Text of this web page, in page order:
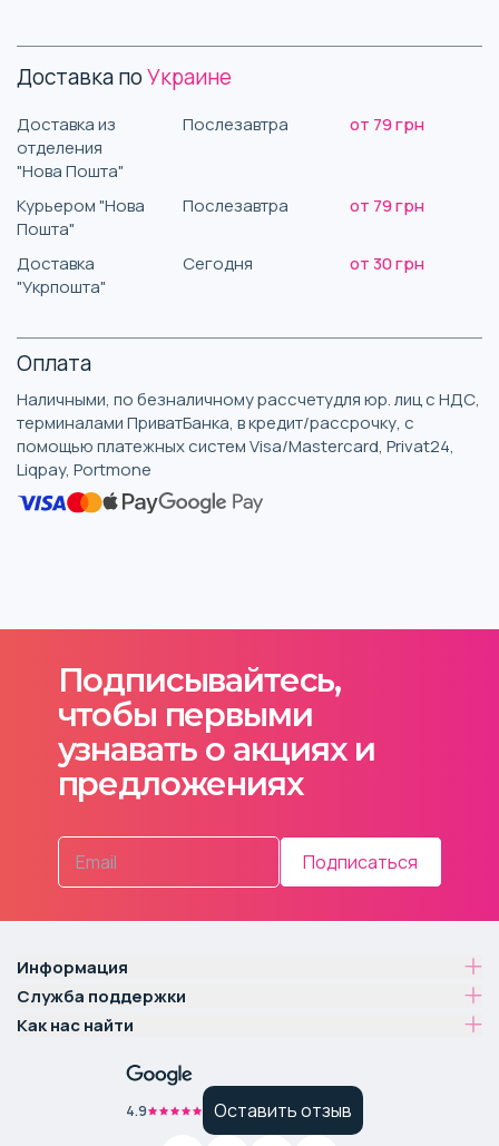
Доставка поУкраине
Доставка из
отделения
"Нова Пошта"
Послезавтра от 79 грн
Курьером "Нова
Пошта"
Послезавтра от 79 грн
Доставка
"Укрпошта"
Сегодня от 30 грн
Оплата
Наличными, по безналичному рассчетудля юр. лиц с НДС,
терминалами ПриватБанка, в кредит/рассрочку, с
помощью платежных систем Visa/Mastercard, Privat24,
Liqpay, Portmone
Подписывайтесь,
чтобы первыми
узнавать о акциях и
предложениях
Подписаться
Информация
Служба поддержки
Как нас найти
4.9 Оставить отзыв